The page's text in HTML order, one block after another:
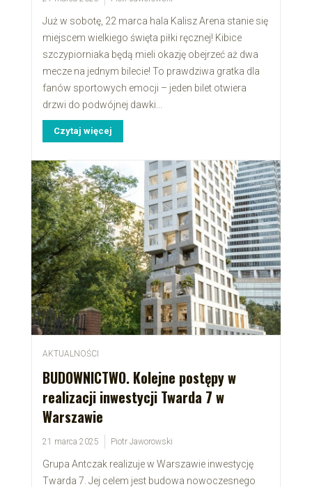
Już w sobotę, 22 marca hala Kalisz Arena stanie się
miejscem wielkiego święta piłki ręcznej! Kibice
szczypiorniaka będą mieli okazję obejrzeć aż dwa
mecze na jednym bilecie! To prawdziwa gratka dla
fanów sportowych emocji – jeden bilet otwiera
drzwi do podwójnej dawki...
Czytaj więcej
AKTUALNOŚCI
BUDOWNICTWO. Kolejne postępy w
realizacji inwestycji Twarda 7 w
Warszawie
21 marca 2025 Piotr Jaworowski
Grupa Antczak realizuje w Warszawie inwestycję
Twarda 7. Jej celem jest budowa nowoczesnego